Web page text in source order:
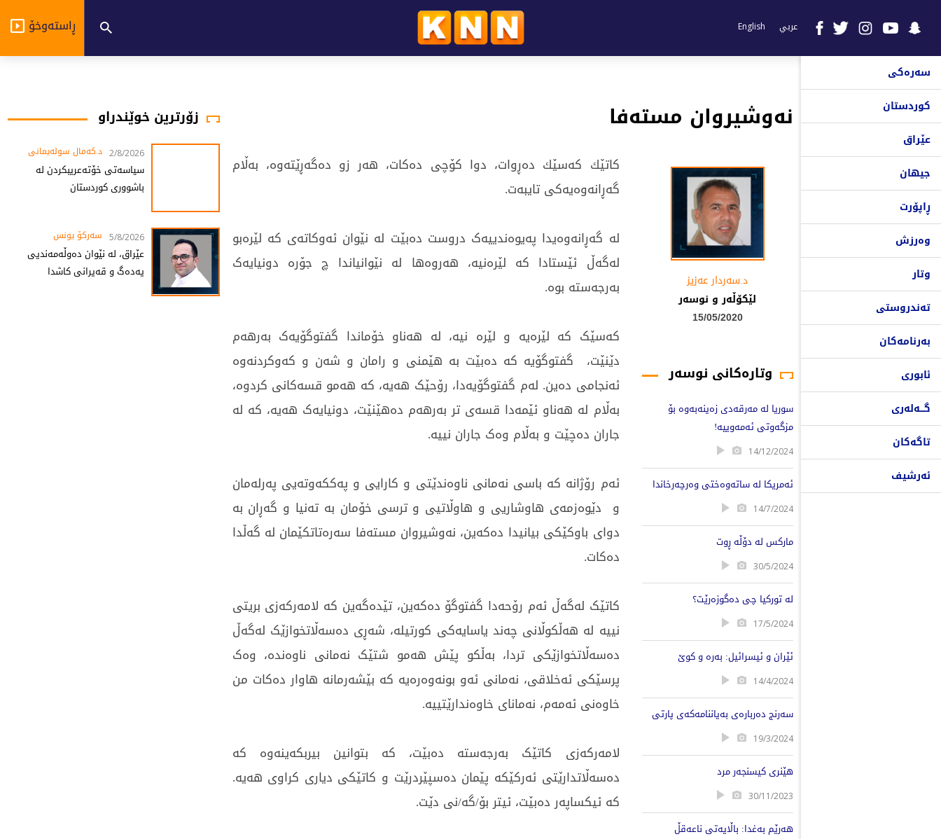
عربي English ڕاستەوخۆ
سەرەکی
کوردستان
عێراق
جیهان
ڕاپۆرت
وەرزش
وتار
تەندروستی
بەرنامەکان
ئابوری
گـــەلەری
تاگەکان
ئەرشیف
نەوشیروان مستەفا
د.سه‌ردار عه‌زیز
لێكۆڵه‌ر و نوسه‌ر
15/05/2020
وتارەکانی نوسەر
سوریا لە مەرقەدی زەینەبەوە بۆ
مزگەوتی ئەمەوییە!
14/12/2024
ئەمریکا لە ساتەوەختی وەرچەرخاندا
14/7/2024
مارکس لە دۆڵە ڕوت
30/5/2024
لە تورکیا چی دەگوزەرێت؟
17/5/2024
ئێران و ئیسرائیل: بەرە و کوێ
14/4/2024
سەرنج دەربارەی بەیاننامەکەی پارتی
19/3/2024
هێنری کیسنجەر مرد
30/11/2023
هەرێم بەغدا: باڵایەتی ناعەقڵ
کاتێك کەسێك دەڕوات، دوا کۆچی دەکات، هەر زو دەگەڕێتەوە، بەڵام
گەڕانەوەیەکی تایبەت.
لە گەڕانەوەیدا پەیوەندییەک دروست دەبێت لە نێوان ئەوکاتەی کە لێرەبو
لەگەڵ ئێستادا کە لێرەنیە، هەروەها لە نێوانیاندا چ جۆرە دونیایەک
بەرجەستە بوە.
کەسێک کە لێرەیە و لێرە نیە، لە هەناو خۆماندا گفتوگۆیەک بەرهەم
دێنێت، گفتوگۆیە کە دەبێت بە هێمنی و رامان و شەن و کەوکردنەوە
ئەنجامی دەین. لەم گفتوگۆیەدا، رۆحێک هەیە، کە هەمو قسەکانی کردوە،
بەڵام لە هەناو ئێمەدا قسەی تر بەرهەم دەهێنێت، دونیایەک هەیە، کە لە
جاران دەچێت و بەڵام وەک جاران نییە.
ئەم رۆژانە کە باسی نەمانی ناوەندێتی و کارایی و پەککەوتەیی پەرلەمان
و دێوەزمەی هاوشاریی و هاوڵاتیی و ترسی خۆمان بە تەنیا و گەڕان بە
دوای باوکێکی بیانیدا دەکەین، نەوشیروان مستەفا سەرەتاتکێمان لە گەڵدا
دەکات.
کاتێک لەگەڵ ئەم رۆحەدا گفتوگۆ دەکەین، تێدەگەین کە لامەرکەزی بریتی
نییە لە هەڵکوڵانی چەند یاسایەکی کورتیلە، شەڕی دەسەڵاتخوازێک لەگەڵ
دەسەڵاتخوازێکی تردا، بەڵکو پێش هەمو شتێک نەمانی ناوەندە، وەک
پرسێکی ئەخلاقی، نەمانی ئەو بونەوەرەیە کە بێشەرمانە هاوار دەکات من
خاوەنی ئەمەم، نەمانای خاوەندارێتییە.
لامەرکەزی کاتێک بەرجەستە دەبێت، کە بتوانین بیربکەینەوە کە
دەسەڵاتدارێتی ئەرکێکە پێمان دەسپێردرێت و کاتێکی دیاری کراوی هەیە.
کە ئیکساپەر دەبێت، ئیتر بۆ/گە/نی دێت.
زۆرترین خوێندراو
2/8/2026 د.کەمال سولەیمانی
سیاسەتی خۆتەعریبکردن لە
باشووری کوردستان
5/8/2026 سەرکۆ یونس
عێراق، لە نێوان دەوڵەمەندیی
یەدەگ و قەیرانی کاشدا